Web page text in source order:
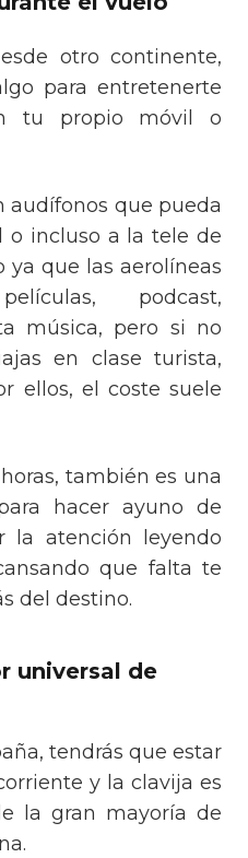
otro continente,
para entretenerte
tu propio móvil o
audífonos que pueda
o incluso a la tele de
que las aerolíneas
podcast,
música, pero si no
en clase turista,
ellos, el coste suele
también es una
hacer ayuno de
la atención leyendo
que falta te
del destino.
universal de
tendrás que estar
y la clavija es
la gran mayoría de